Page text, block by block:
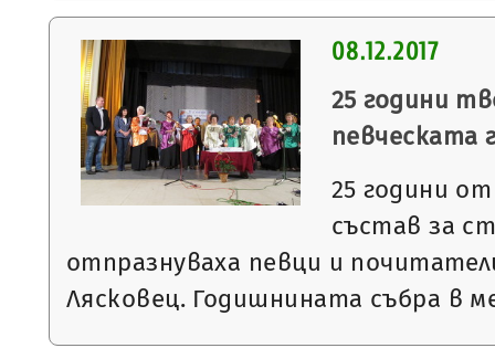
08.12.2017
25 години
певческата
25 години
състав за
отпразнуваха певци и
Лясковец. Годишнината събра в